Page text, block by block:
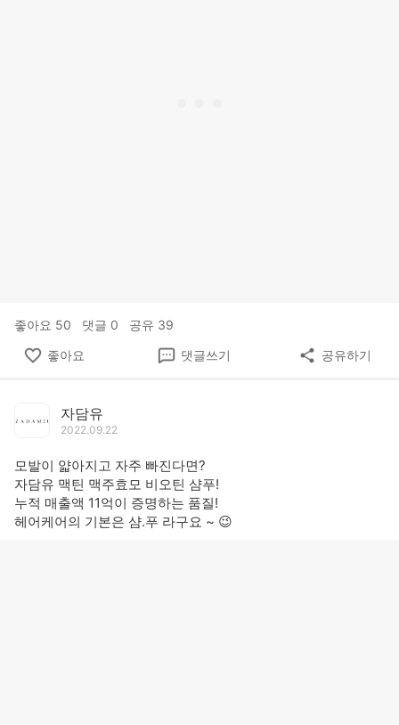
좋아요 50 댓글 0 공유 39
좋아요
댓글쓰기 공유하기
자담유
2022.09.22
모발이 얇아지고 자주 빠진다면?
자담유 맥틴 맥주효모 비오틴 샴푸!
누적 매출액 11억이 증명하는 품질!
헤어케어의 기본은 샴.푸 라구요 ~ 😉